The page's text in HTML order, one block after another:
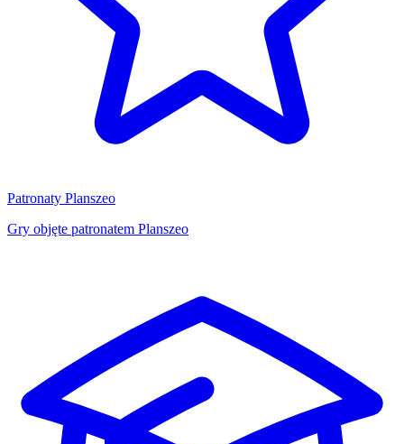
Patronaty Planszeo
Gry objęte patronatem Planszeo